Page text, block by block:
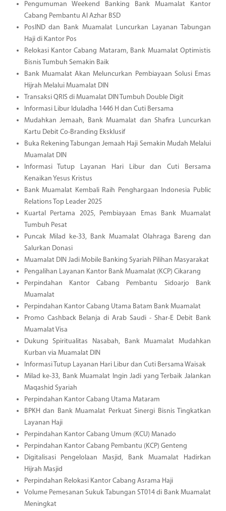
Pengumuman Weekend Banking Bank Muamalat Kantor
Cabang Pembantu Al Azhar BSD
PosIND dan Bank Muamalat Luncurkan Layanan Tabungan
Haji di Kantor Pos
Relokasi Kantor Cabang Mataram, Bank Muamalat Optimistis
Bisnis Tumbuh Semakin Baik
Bank Muamalat Akan Meluncurkan Pembiayaan Solusi Emas
Hijrah Melalui Muamalat DIN
Transaksi QRIS di Muamalat DIN Tumbuh Double Digit
Informasi Libur Iduladha 1446 H dan Cuti Bersama
Mudahkan Jemaah, Bank Muamalat dan Shafira Luncurkan
Kartu Debit Co-Branding Eksklusif
Buka Rekening Tabungan Jemaah Haji Semakin Mudah Melalui
Muamalat DIN
Informasi Tutup Layanan Hari Libur dan Cuti Bersama
Kenaikan Yesus Kristus
Bank Muamalat Kembali Raih Penghargaan Indonesia Public
Relations Top Leader 2025
Kuartal Pertama 2025, Pembiayaan Emas Bank Muamalat
Tumbuh Pesat
Puncak Milad ke-33, Bank Muamalat Olahraga Bareng dan
Salurkan Donasi
Muamalat DIN Jadi Mobile Banking Syariah Pilihan Masyarakat
Pengalihan Layanan Kantor Bank Muamalat (KCP) Cikarang
Perpindahan Kantor Cabang Pembantu Sidoarjo Bank
Muamalat
Perpindahan Kantor Cabang Utama Batam Bank Muamalat
Promo Cashback Belanja di Arab Saudi - Shar-E Debit Bank
Muamalat Visa
Dukung Spiritualitas Nasabah, Bank Muamalat Mudahkan
Kurban via Muamalat DIN
Informasi Tutup Layanan Hari Libur dan Cuti Bersama Waisak
Milad ke-33, Bank Muamalat Ingin Jadi yang Terbaik Jalankan
Maqashid Syariah
Perpindahan Kantor Cabang Utama Mataram
BPKH dan Bank Muamalat Perkuat Sinergi Bisnis Tingkatkan
Layanan Haji
Perpindahan Kantor Cabang Umum (KCU) Manado
Perpindahan Kantor Cabang Pembantu (KCP) Genteng
Digitalisasi Pengelolaan Masjid, Bank Muamalat Hadirkan
Hijrah Masjid
Perpindahan Relokasi Kantor Cabang Asrama Haji
Volume Pemesanan Sukuk Tabungan ST014 di Bank Muamalat
Meningkat